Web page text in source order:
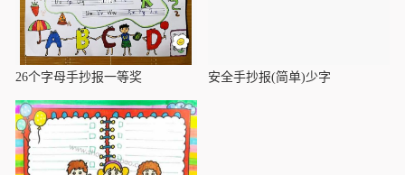
26个字母手抄报一等奖 安全手抄报(简单)少字